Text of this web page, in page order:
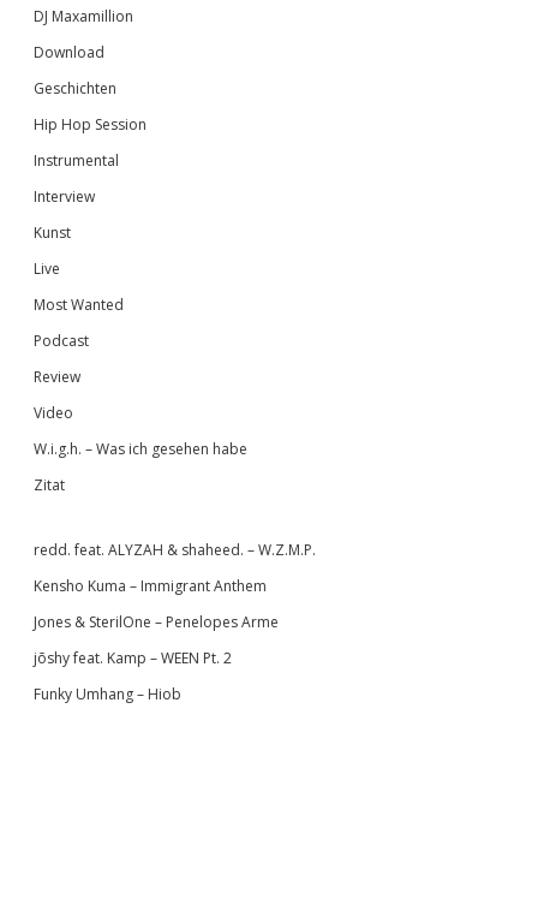
DJ Maxamillion
Download
Geschichten
Hip Hop Session
Instrumental
Interview
Kunst
Live
Most Wanted
Podcast
Review
Video
W.i.g.h. – Was ich gesehen habe
Zitat
redd. feat. ALYZAH & shaheed. – W.Z.M.P.
Kensho Kuma – Immigrant Anthem
Jones & SterilOne – Penelopes Arme
jōshy feat. Kamp – WEEN Pt. 2
Funky Umhang – Hiob